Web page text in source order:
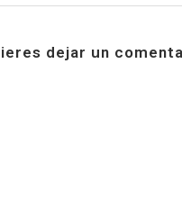
dejar un